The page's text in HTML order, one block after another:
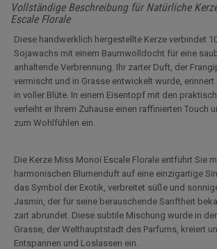
Vollständige Beschreibung für Natürliche
Escale Florale
Diese handwerklich hergestellte Kerze verbindet
Sojawachs mit einem Baumwolldocht für eine
anhaltende Verbrennung. Ihr zarter Duft, der
vermischt und in Grasse entwickelt wurde, erinnert
in voller Blüte. In einem Eisentopf mit den
verleiht er Ihrem Zuhause einen raffinierten Touch
zum Wohlfühlen ein.
Die Kerze Miss Monoï Escale Florale entführt Sie
harmonischen Blumenduft auf eine einzigartige
das Symbol der Exotik, verbreitet süße und
Jasmin, der für seine berauschende Sanftheit
zart abrundet. Diese subtile Mischung wurde in
Grasse, der Welthauptstadt des Parfums, kreiert
Entspannen und Loslassen ein.